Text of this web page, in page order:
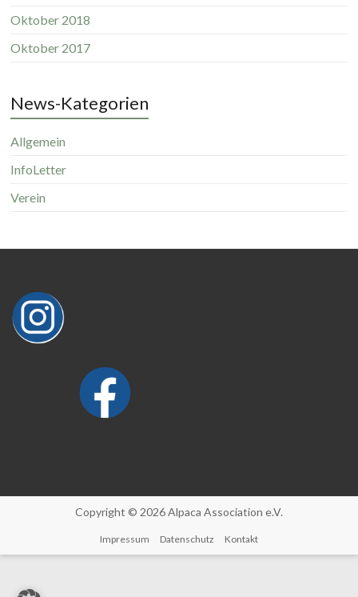
Oktober 2018
Oktober 2017
News-Kategorien
Allgemein
InfoLetter
Verein
Copyright © 2026 Alpaca Association e.V.
Impressum Datenschutz Kontakt